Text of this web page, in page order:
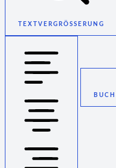
TEXTVERGRÖSSERUNG